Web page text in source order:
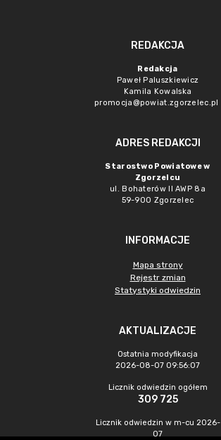
REDAKCJA
Redakcja
Paweł Paluszkiewicz
Kamila Kowalska
promocja@powiat.zgorzelec.pl
ADRES REDAKCJI
Starostwo Powiatowe w
Zgorzelcu
ul. Bohaterów II AWP 8a
59-900 Zgorzelec
INFORMACJE
Mapa strony
Rejestr zmian
Statystyki odwiedzin
AKTUALIZACJE
Ostatnia modyfikacja
2026-08-07 09:56:07
Licznik odwiedzin ogółem
309 725
Licznik odwiedzin w m-cu 2026-
07